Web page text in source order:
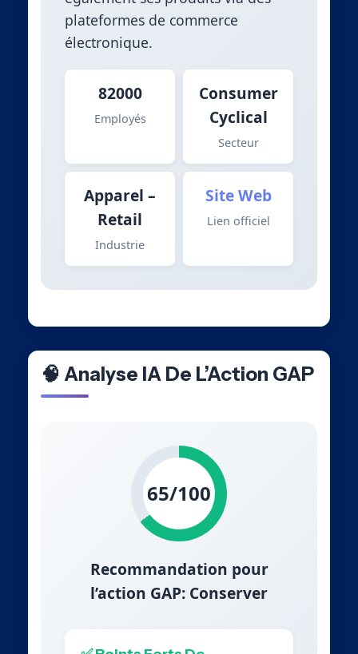
plateformes de commerce
électronique.
82000
Employés
Consumer
Cyclical
Secteur
Apparel –
Retail
Industrie
Site Web
Lien officiel
🧠 Analyse IA De L’Action GAP
65/100
Recommandation pour
l’action GAP: Conserver